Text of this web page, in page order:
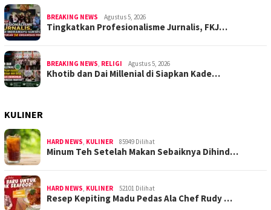
BREAKING NEWS Agustus 5, 2026
Tingkatkan Profesionalisme Jurnalis, FKJ…
BREAKING NEWS, RELIGI Agustus 5, 2026
Khotib dan Dai Millenial di Siapkan Kade…
KULINER
HARD NEWS, KULINER 85949 Dilihat
Minum Teh Setelah Makan Sebaiknya Dihind…
HARD NEWS, KULINER 52101 Dilihat
Resep Kepiting Madu Pedas Ala Chef Rudy …